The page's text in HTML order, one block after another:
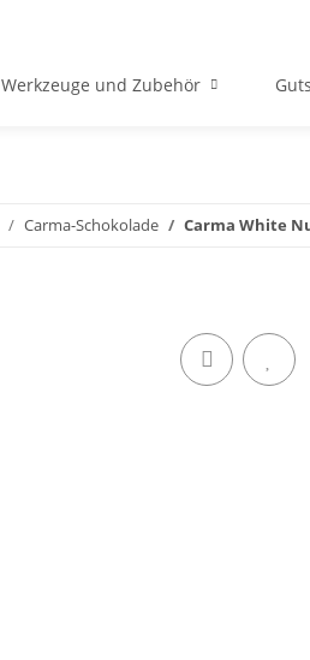
Werkzeuge und Zubehör
Carma-Schokolade Carma White